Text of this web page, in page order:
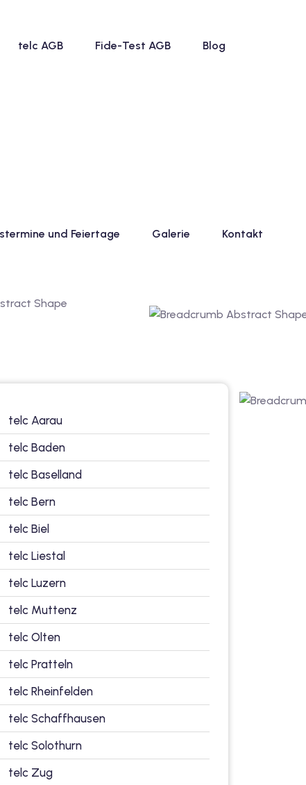
telc AGB Fide-Test AGB Blog
und Feiertage Galerie Kontakt
telc Aarau
telc Baden
telc Baselland
telc Bern
telc Biel
telc Liestal
telc Luzern
telc Muttenz
telc Olten
telc Pratteln
telc Rheinfelden
telc Schaffhausen
telc Solothurn
telc Zug